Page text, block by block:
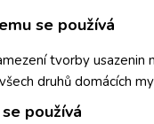
se používá
tvorby usazenin
druhů domácích
se používá